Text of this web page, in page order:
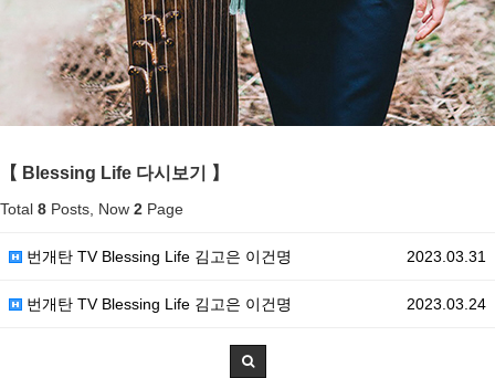
【 Blessing Life 다시보기 】
Total 8 Posts, Now 2 Page
2023.03.31
번개탄 TV Blessing Life 김고은 이건명
2023.03.24
번개탄 TV Blessing Life 김고은 이건명